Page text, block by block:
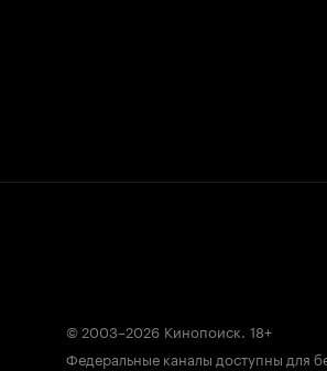
© 2003–2026 Кинопоиск. 18+
Федеральные каналы доступны для